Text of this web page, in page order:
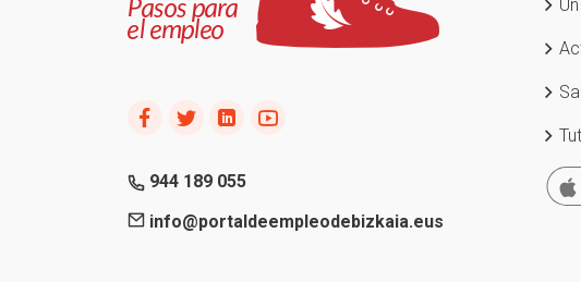
944 189 055
info@portaldeempleodebizkaia.eus